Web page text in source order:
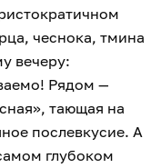
чеснока, тмина
вечеру:
Рядом —
тающая на
послевкусие. А
глубоком